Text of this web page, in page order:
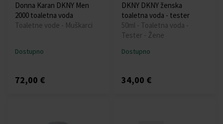
Donna Karan DKNY Men
2000 toaletna voda
Toaletne vode - Muškarci
Dostupno
72,00 €
DKNY DKNY ženska
toaletna voda - tester
50ml - Toaletna voda -
Tester - Žene
Dostupno
34,00 €